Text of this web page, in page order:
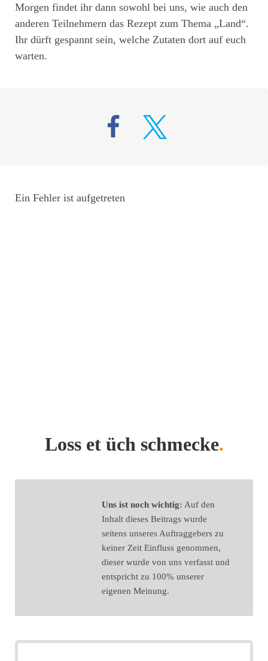
Morgen findet ihr dann sowohl bei uns, wie auch den
anderen Teilnehmern das Rezept zum Thema „Land“.
Ihr dürft gespannt sein, welche Zutaten dort auf euch
warten.
Ein Fehler ist aufgetreten
Loss et üch schmecke.
Uns ist noch wichtig: Auf den
Inhalt dieses Beitrags wurde
seitens unseres Auftraggebers zu
keiner Zeit Einfluss genommen,
dieser wurde von uns verfasst und
entspricht zu 100% unserer
eigenen Meinung.